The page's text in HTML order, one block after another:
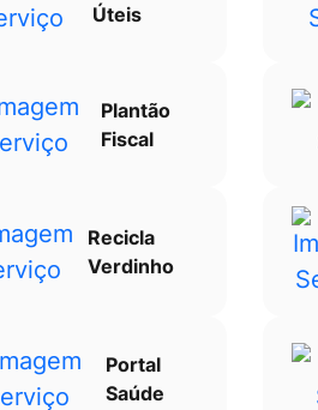
Úteis
Plantão
Fiscal
Recicla
Verdinho
Portal
Saúde